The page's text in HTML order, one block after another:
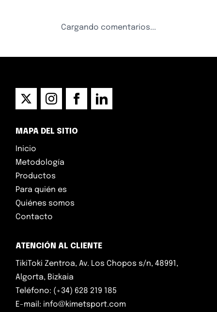
Cargando comentarios...
MAPA DEL SITIO
Inicio
Metodología
Productos
Para quién es
Quiénes somos
Contacto
ATENCIÓN AL CLIENTE
TikiToki Zentroa, Av. Los Chopos s/n, 48991,
Algorta, Bizkaia
Teléfono: (+34) 628 219 185
E-mail: info@kimetsport.com